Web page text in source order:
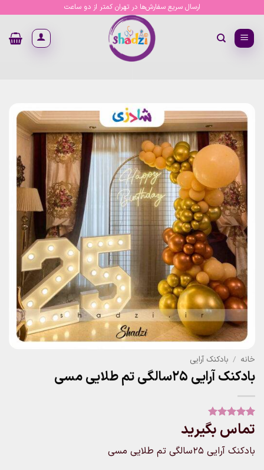
content
ارسال سریع سفارش‌ها در تهران کمتر از دو ساعت
خانه / بادکنک آرایی
بادکنک آرایی 25سالگی تم طلایی مسی
امتیاز
از
5 امتیاز
1
تماس بگیرید
بادکنک آرایی 25سالگی تم طلایی مسی